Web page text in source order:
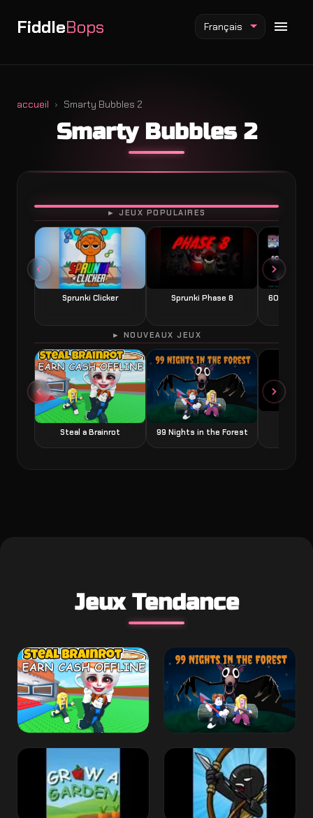
FiddleBops
Mod Fiddlebops
Mod Incredibox
Mod Sprunki
Français
accueil Smarty Bubbles 2
Smarty Bubbles 2
► JEUX POPULAIRES
Sprunki Clicker Sprunki Phase 8 60
JOUER
► NOUVEAUX JEUX
Steal a Brainrot 99 Nights in the Forest
Jeux Tendance